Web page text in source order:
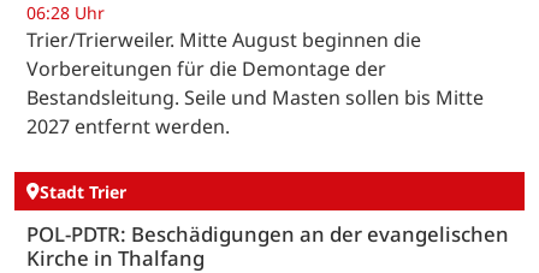
06:28 Uhr
Trier/Trierweiler. Mitte August beginnen die
Vorbereitungen für die Demontage der
Bestandsleitung. Seile und Masten sollen bis Mitte
2027 entfernt werden.
Stadt Trier
POL-PDTR: Beschädigungen an der evangelischen
Kirche in Thalfang